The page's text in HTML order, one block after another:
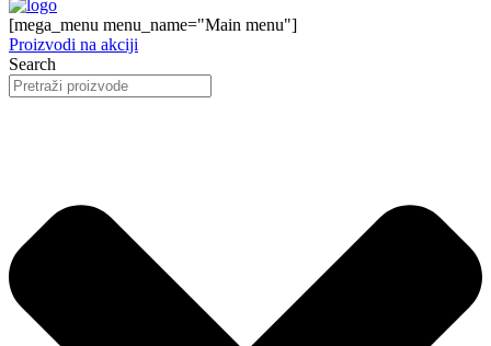
[mega_menu menu_name="Main menu"]
Proizvodi na akciji
Search